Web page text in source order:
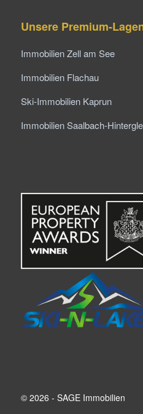
Unsere Premium-
Immobilien Zell am See
Immobilien Flachau
Ski-Immobilien Kaprun
Immobilien Saalbach-
© 2026 - SAGE Immobilien